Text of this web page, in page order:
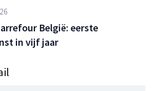
België: eerste
in vijf jaar